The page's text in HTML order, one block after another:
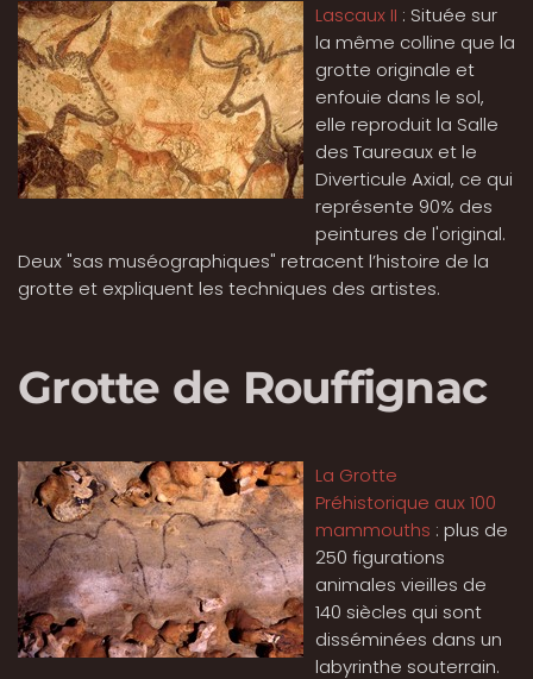
Lascaux II : Située sur
la même colline que la
grotte originale et
enfouie dans le sol,
elle reproduit la Salle
des Taureaux et le
Diverticule Axial, ce qui
représente 90% des
peintures de l'original.
Deux "sas muséographiques" retracent l’histoire de la
grotte et expliquent les techniques des artistes.
Grotte de Rouffignac
La Grotte
Préhistorique aux 100
mammouths : plus de
250 figurations
animales vieilles de
140 siècles qui sont
disséminées dans un
labyrinthe souterrain.